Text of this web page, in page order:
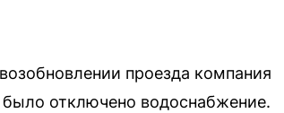
проезда компания
отключено водоснабжение.